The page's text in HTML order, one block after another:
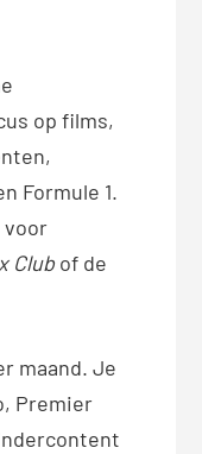
op films,
Formule 1.
voor
Club of de
maand. Je
Premier